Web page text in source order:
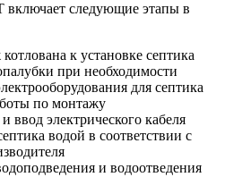
следующие этапы в
к установке септика
при необходимости
для септика
по монтажу
ввод электрического кабеля
водой в соответствии с
и водоотведения